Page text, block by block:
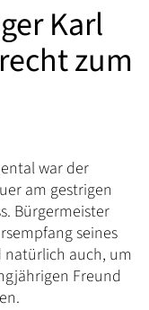
Karl
zum
war der
am gestrigen
Bürgermeister
seines
natürlich auch, um
Freund